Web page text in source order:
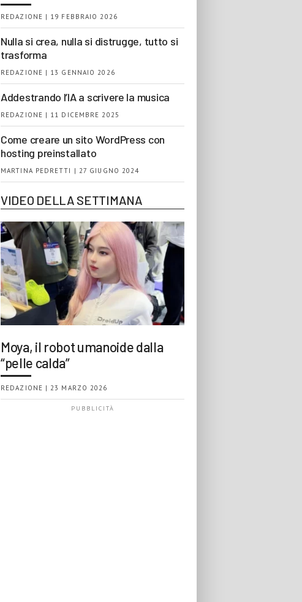
REDAZIONE | 19 FEBBRAIO 2026
Nulla si crea, nulla si distrugge, tutto si
trasforma
REDAZIONE | 13 GENNAIO 2026
Addestrando l’IA a scrivere la musica
REDAZIONE | 11 DICEMBRE 2025
Come creare un sito WordPress con
hosting preinstallato
MARTINA PEDRETTI | 27 GIUGNO 2024
VIDEO DELLA SETTIMANA
Moya, il robot umanoide dalla
“pelle calda”
REDAZIONE | 23 MARZO 2026